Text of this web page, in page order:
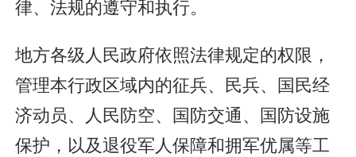
律、法规的遵守和执行。
地方各级人民政府依照法律规定的权限，
管理本行政区域内的征兵、民兵、国民经
济动员、人民防空、国防交通、国防设施
保护，以及退役军人保障和拥军优属等工